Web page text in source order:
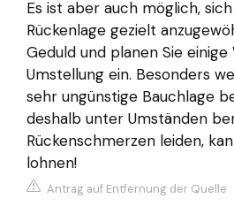
Es ist aber auch möglich,
Rückenlage gezielt
Geduld und planen Sie
Umstellung ein. Besonders
sehr ungünstige Bauchlage
deshalb unter Umständen
Rückenschmerzen leiden,
lohnen!
Antrag auf Entfernung der Quelle